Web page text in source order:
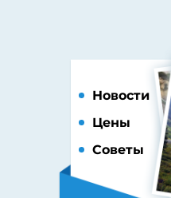
Новости
Цены
Советы